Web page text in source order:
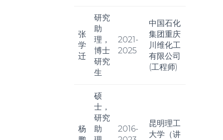
张
学
迁
研究
助
理，
博士
研究
生
2021-
2025
中国石化
集团重庆
川维化工
有限公司
(工程师)
杨
硕
士，
研究
助
2016-
昆明理工
大学（讲